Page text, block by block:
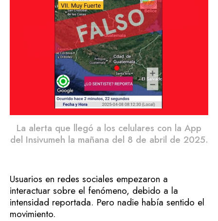
La alerta que llegó a los celulares con la App
del Insivumeh la mañana del 8 de abril de 2025.
Usuarios en redes sociales empezaron a
interactuar sobre el fenómeno, debido a la
intensidad reportada. Pero nadie había sentido el
movimiento.